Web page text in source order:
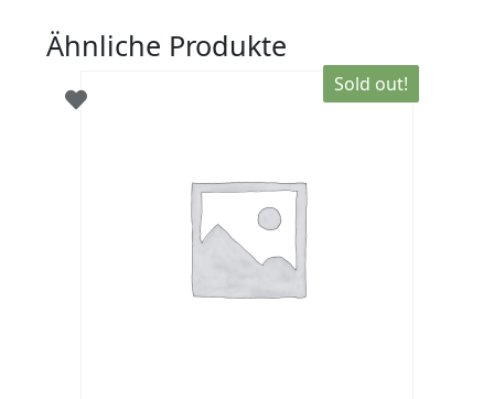
Ähnliche Produkte
Sold out!